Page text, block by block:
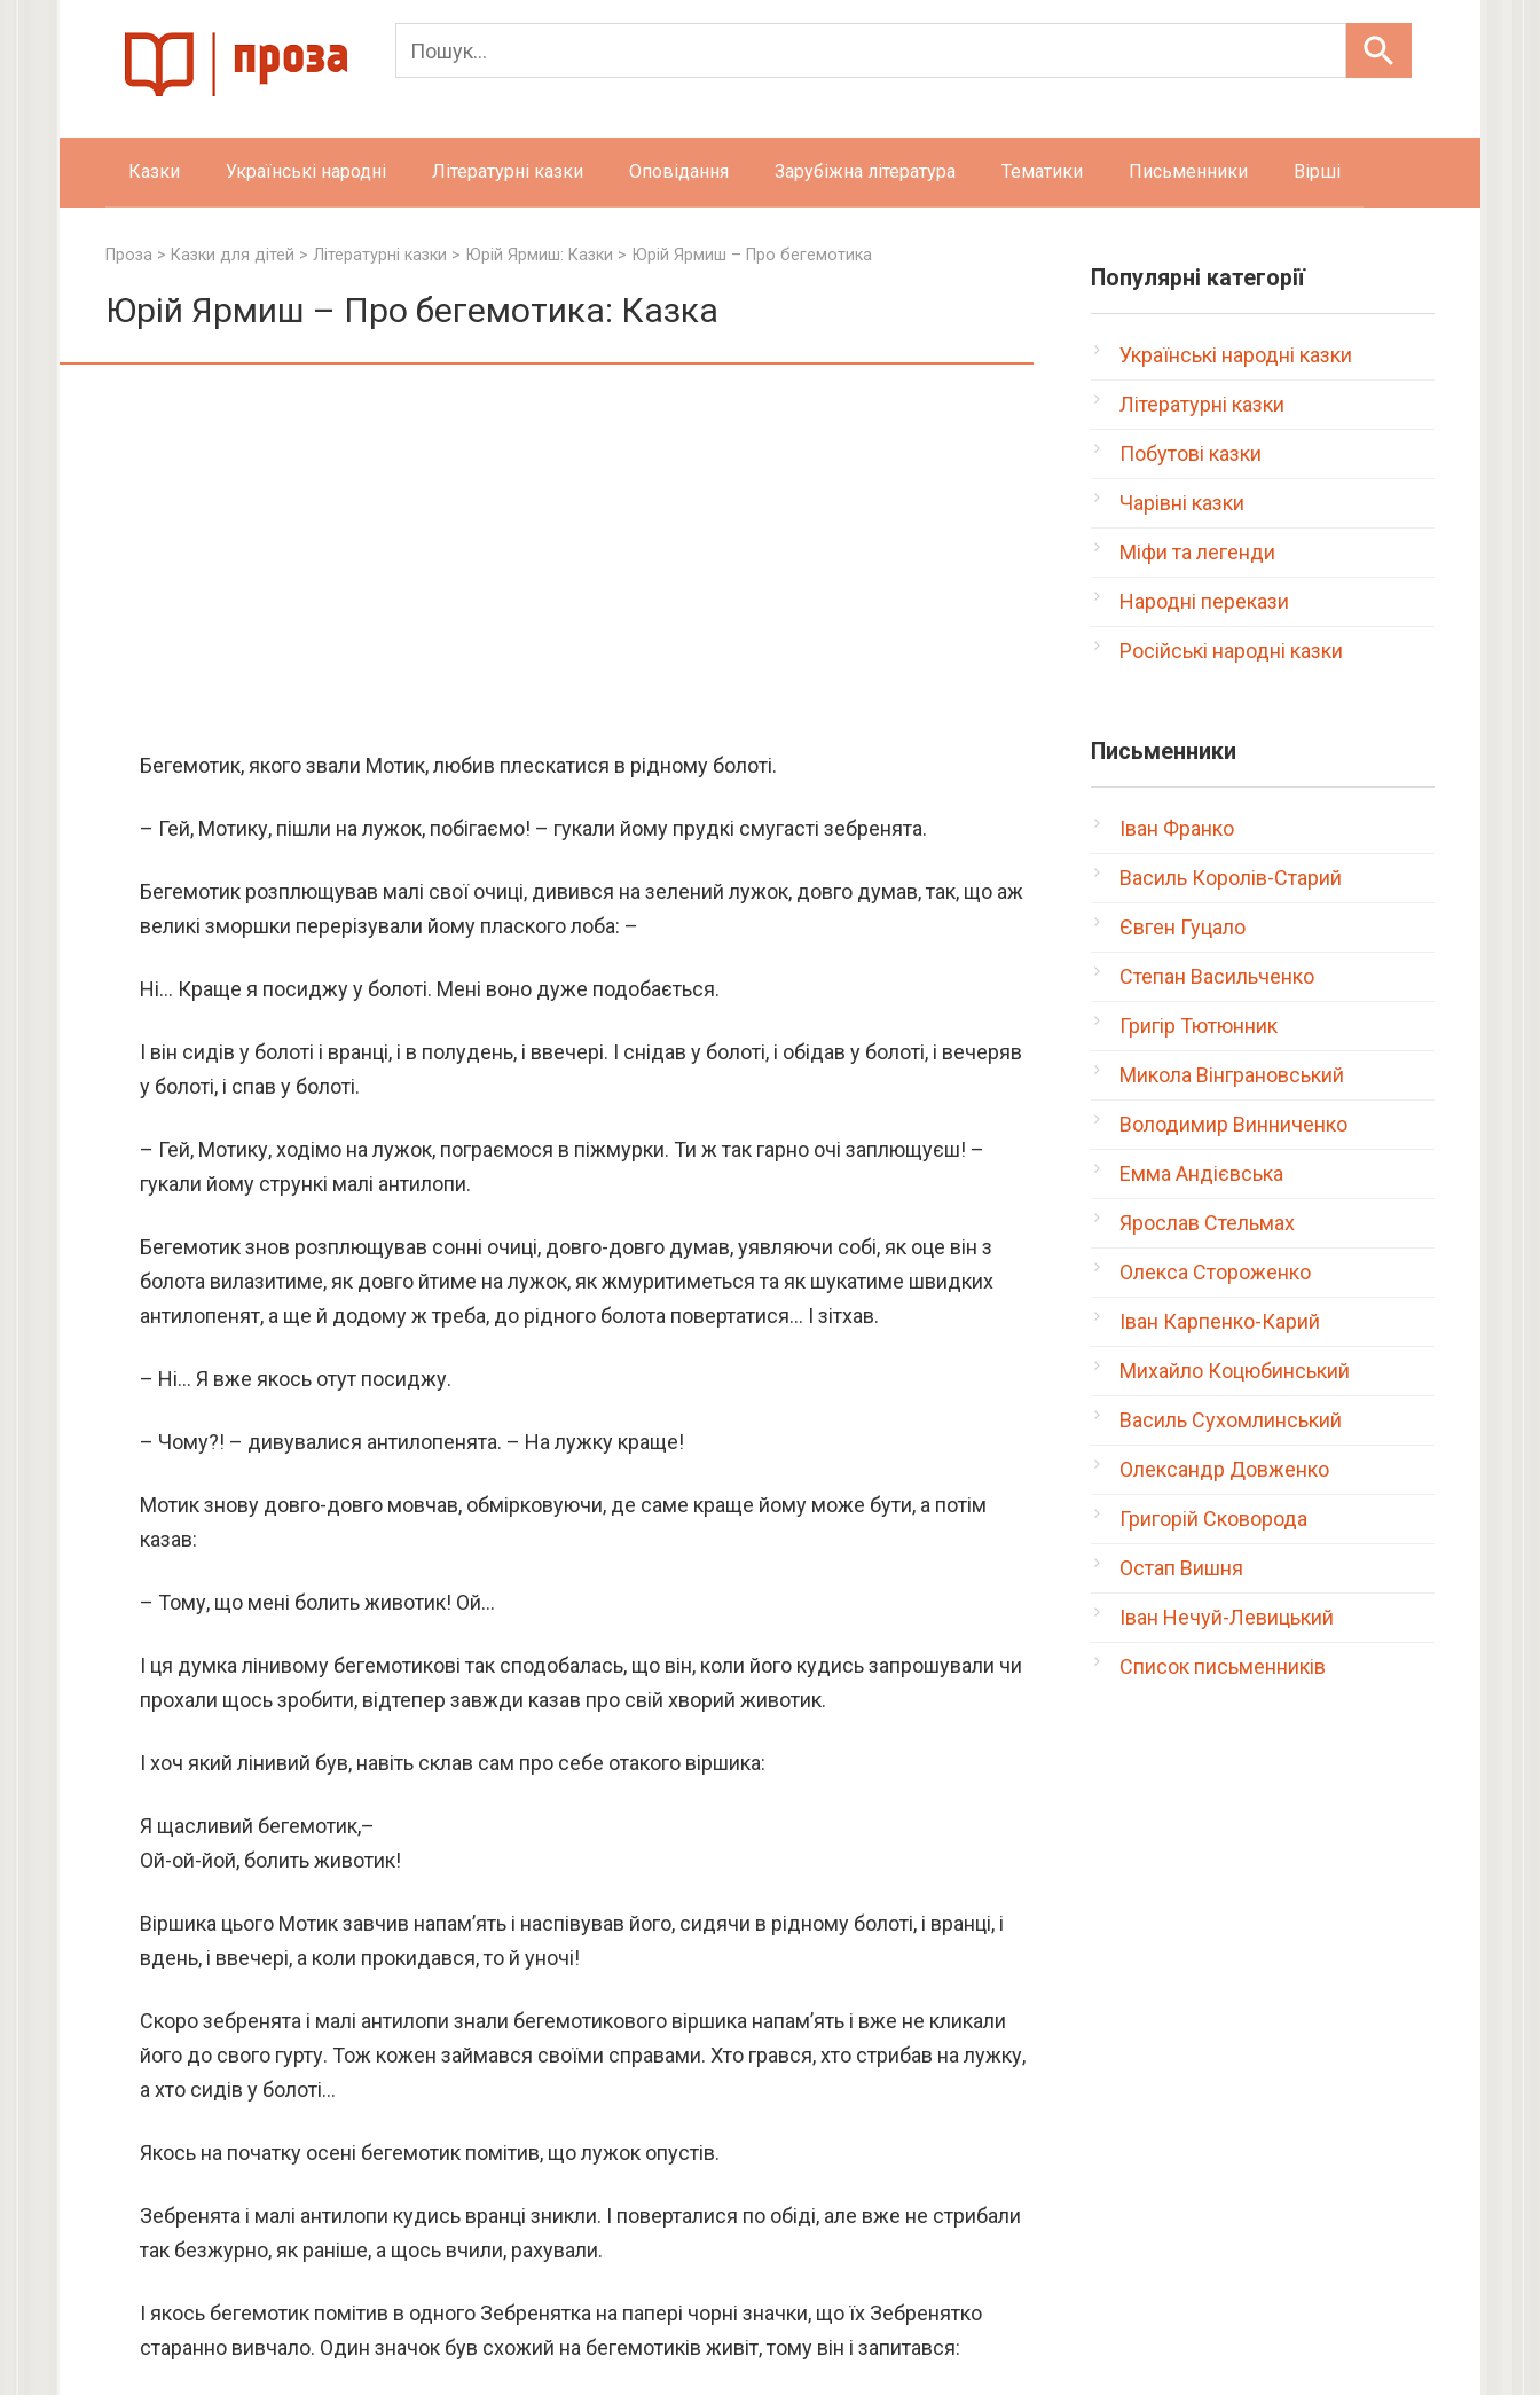
Казки Українські народні Літературні казки Оповідання Зарубіжна література Тематики Письменники Вірші
Проза > Казки для дітей > Літературні казки > Юрій Ярмиш: Казки > Юрій Ярмиш – Про бегемотика
Юрій Ярмиш – Про бегемотика: Казка
Бегемотик, якого звали Мотик, любив плескатися в рідному болоті.
– Гей, Мотику, пішли на лужок, побігаємо! – гукали йому прудкі смугасті зебренята.
Бегемотик розплющував малі свої очиці, дивився на зелений лужок, довго думав, так, що аж
великі зморшки перерізували йому плаского лоба: –
Ні… Краще я посиджу у болоті. Мені воно дуже подобається.
І він сидів у болоті і вранці, і в полудень, і ввечері. І снідав у болоті, і обідав у болоті, і вечеряв
у болоті, і спав у болоті.
– Гей, Мотику, ходімо на лужок, пограємося в піжмурки. Ти ж так гарно очі заплющуєш! –
гукали йому стрункі малі антилопи.
Бегемотик знов розплющував сонні очиці, довго-довго думав, уявляючи собі, як оце він з
болота вилазитиме, як довго йтиме на лужок, як жмуритиметься та як шукатиме швидких
антилопенят, а ще й додому ж треба, до рідного болота повертатися… І зітхав.
– Ні… Я вже якось отут посиджу.
– Чому?! – дивувалися антилопенята. – На лужку краще!
Мотик знову довго-довго мовчав, обмірковуючи, де саме краще йому може бути, а потім
казав:
– Тому, що мені болить животик! Ой…
І ця думка лінивому бегемотикові так сподобалась, що він, коли його кудись запрошували чи
прохали щось зробити, відтепер завжди казав про свій хворий животик.
І хоч який лінивий був, навіть склав сам про себе отакого віршика:
Я щасливий бегемотик,–
Ой-ой-йой, болить животик!
Віршика цього Мотик завчив напам’ять і наспівував його, сидячи в рідному болоті, і вранці, і
вдень, і ввечері, а коли прокидався, то й уночі!
Скоро зебренята і малі антилопи знали бегемотикового віршика напам’ять і вже не кликали
його до свого гурту. Тож кожен займався своїми справами. Хто грався, хто стрибав на лужку,
а хто сидів у болоті…
Якось на початку осені бегемотик помітив, що лужок опустів.
Зебренята і малі антилопи кудись вранці зникли. І поверталися по обіді, але вже не стрибали
так безжурно, як раніше, а щось вчили, рахували.
І якось бегемотик помітив в одного Зебренятка на папері чорні значки, що їх Зебренятко
старанно вивчало. Один значок був схожий на бегемотиків живіт, тому він і запитався:
Популярні категорії
Українські народні казки
Літературні казки
Побутові казки
Чарівні казки
Міфи та легенди
Народні перекази
Російські народні казки
Письменники
Іван Франко
Василь Королів-Старий
Євген Гуцало
Степан Васильченко
Григір Тютюнник
Микола Вінграновський
Володимир Винниченко
Емма Андієвська
Ярослав Стельмах
Олекса Стороженко
Іван Карпенко-Карий
Михайло Коцюбинський
Василь Сухомлинський
Олександр Довженко
Григорій Сковорода
Остап Вишня
Іван Нечуй-Левицький
Список письменників